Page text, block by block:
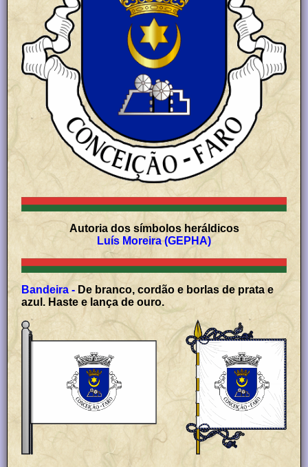
Autoria dos símbolos heráldicos
Luís Moreira (GEPHA)
Bandeira -
azul. Haste e lança de ouro.